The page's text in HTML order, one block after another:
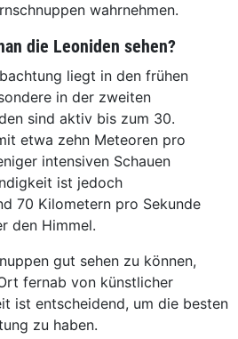
wahrnehmen.
die Leoniden sehen?
liegt in den frühen
in der zweiten
sind aktiv bis zum 30.
etwa zehn Meteoren pro
intensiven Schauen
ist jedoch
70 Kilometern pro Sekunde
den Himmel.
gut sehen zu können,
fernab von künstlicher
ist entscheidend, um die besten
zu haben.